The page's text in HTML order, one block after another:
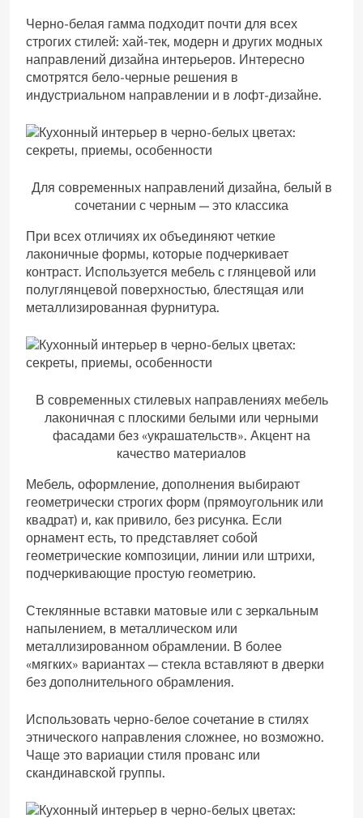
Черно-белая гамма подходит почти для всех
строгих стилей: хай-тек, модерн и других модных
направлений дизайна интерьеров. Интересно
смотрятся бело-черные решения в
индустриальном направлении и в лофт-дизайне.
Для современных направлений дизайна, белый в
сочетании с черным — это классика
При всех отличиях их объединяют четкие
лаконичные формы, которые подчеркивает
контраст. Используется мебель с глянцевой или
полуглянцевой поверхностью, блестящая или
металлизированная фурнитура.
В современных стилевых направлениях мебель
лаконичная с плоскими белыми или черными
фасадами без «украшательств». Акцент на
качество материалов
Мебель, оформление, дополнения выбирают
геометрически строгих форм (прямоугольник или
квадрат) и, как привило, без рисунка. Если
орнамент есть, то представляет собой
геометрические композиции, линии или штрихи,
подчеркивающие простую геометрию.
Стеклянные вставки матовые или с зеркальным
напылением, в металлическом или
металлизированном обрамлении. В более
«мягких» вариантах — стекла вставляют в дверки
без дополнительного обрамления.
Использовать черно-белое сочетание в стилях
этнического направления сложнее, но возможно.
Чаще это вариации стиля прованс или
скандинавской группы.